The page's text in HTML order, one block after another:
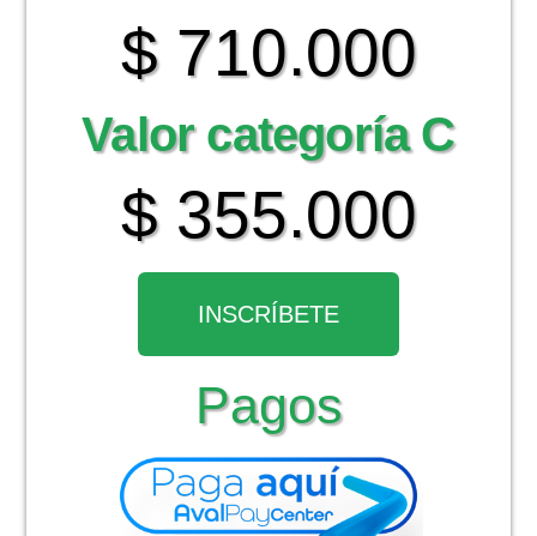
$ 710.000
Valor categoría C
$ 355.000
INSCRÍBETE
Pagos